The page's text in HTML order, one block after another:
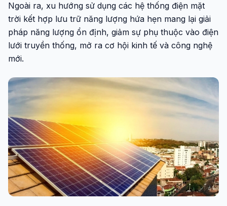
Ngoài ra, xu hướng sử dụng các hệ thống điện mặt
trời kết hợp lưu trữ năng lượng hứa hẹn mang lại giải
pháp năng lượng ổn định, giảm sự phụ thuộc vào điện
lưới truyền thống, mở ra cơ hội kinh tế và công nghệ
mới.